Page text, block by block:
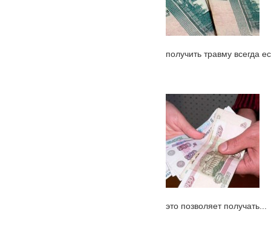
получить травму всегда
это позволяет получать...